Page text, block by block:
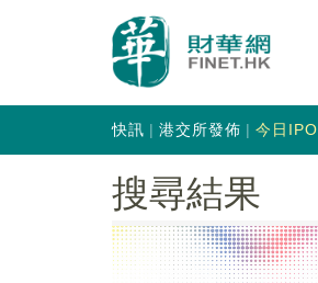
快訊 港交所發佈 今日IPO
搜尋結果